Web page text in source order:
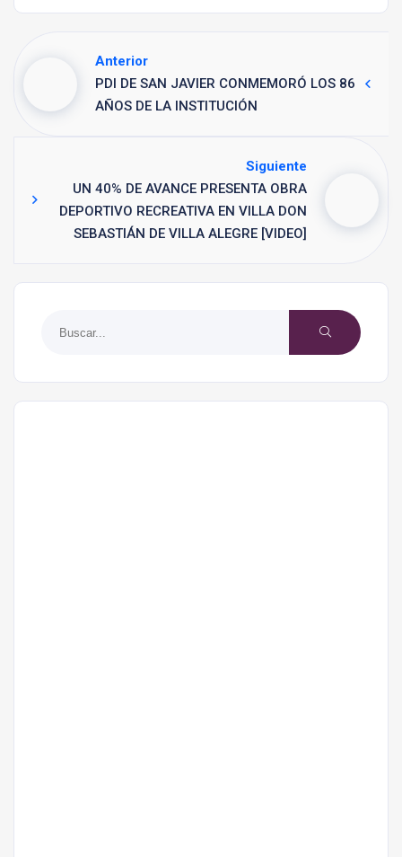
Anterior
PDI DE SAN JAVIER CONMEMORÓ LOS 86
AÑOS DE LA INSTITUCIÓN
Siguiente
UN 40% DE AVANCE PRESENTA OBRA
DEPORTIVO RECREATIVA EN VILLA DON
SEBASTIÁN DE VILLA ALEGRE [VIDEO]